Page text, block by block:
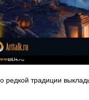
редкой традиции